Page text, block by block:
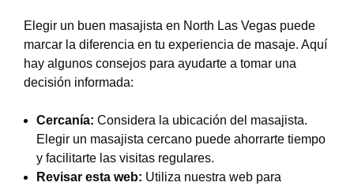
Elegir un buen masajista en North Las Vegas puede
marcar la diferencia en tu experiencia de masaje. Aquí
hay algunos consejos para ayudarte a tomar una
decisión informada:
Cercanía: Considera la ubicación del masajista.
Elegir un masajista cercano puede ahorrarte tiempo
y facilitarte las visitas regulares.
Revisar esta web: Utiliza nuestra web para